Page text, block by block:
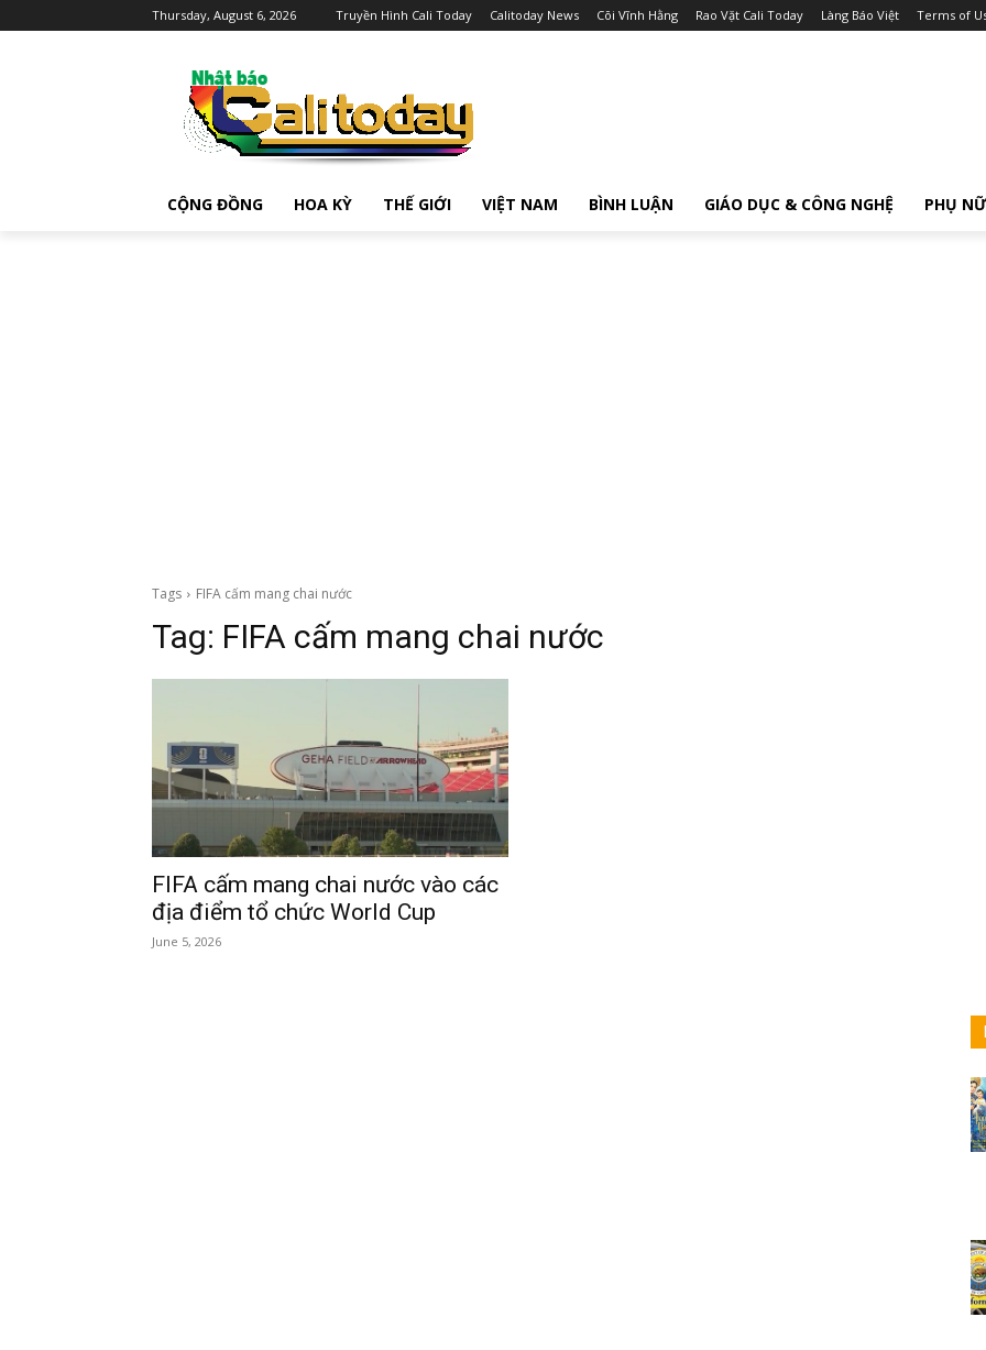
Thursday, August 6, 2026 Truyền Hình Cali Today Calitoday News Cõi Vĩnh Hằng Rao Vặt Cali Today Làng Báo Việt Terms of
CỘNG ĐỒNG HOA KỲ THẾ GIỚI VIỆT NAM BÌNH LUẬN GIÁO DỤC & CÔNG NGHỆ PHỤ NỮ
Tags FIFA cấm mang chai nước
Tag: FIFA cấm mang chai nước
FIFA cấm mang chai nước vào các
địa điểm tổ chức World Cup
June 5, 2026